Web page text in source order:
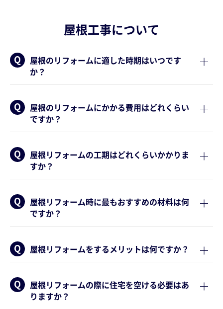
屋根工事について
屋根のリフォームに適した時期はいつです
か？
屋根のリフォームにかかる費用はどれくらい
ですか？
屋根リフォームの工期はどれくらいかかりま
すか？
屋根リフォーム時に最もおすすめの材料は何
ですか？
屋根リフォームをするメリットは何ですか？
屋根リフォームの際に住宅を空ける必要はあ
りますか？